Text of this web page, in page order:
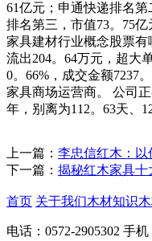
61亿元；申通快递排名
排名第三，市值73。75
家具建材行业概念股票
流出204。64万元，超大
0。66%，成交金额7237
家具商场运营商。 公司
年，别离为112。63天、
上一篇： 李忠信红木：以
下一篇： 揭秘红木家具
首页 关于我们木材知识
电话：0572-2905302 手机